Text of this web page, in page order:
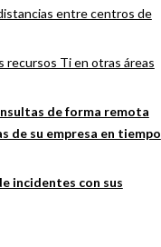
entre centros de
recursos Ti en otras áreas
de forma remota
de su empresa en tiempo
incidentes con sus